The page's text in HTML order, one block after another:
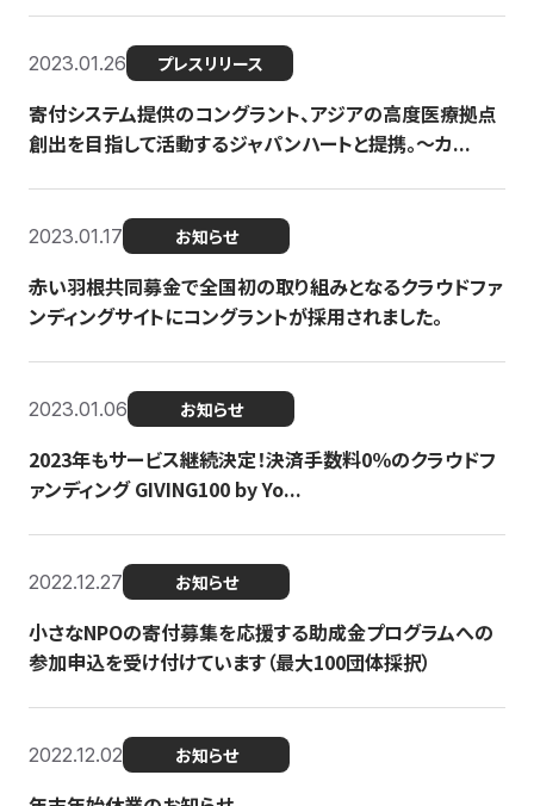
2023.01.26 プレスリリース
寄付システム提供のコングラント、アジアの高度医療拠点
創出を目指して活動するジャパンハートと提携。〜カ...
2023.01.17 お知らせ
赤い羽根共同募金で全国初の取り組みとなるクラウドファ
ンディングサイトにコングラントが採用されました。
2023.01.06 お知らせ
2023年もサービス継続決定！決済手数料0％のクラウドフ
ァンディング GIVING100 by Yo...
2022.12.27 お知らせ
小さなNPOの寄付募集を応援する助成金プログラムへの
参加申込を受け付けています（最大100団体採択）
2022.12.02 お知らせ